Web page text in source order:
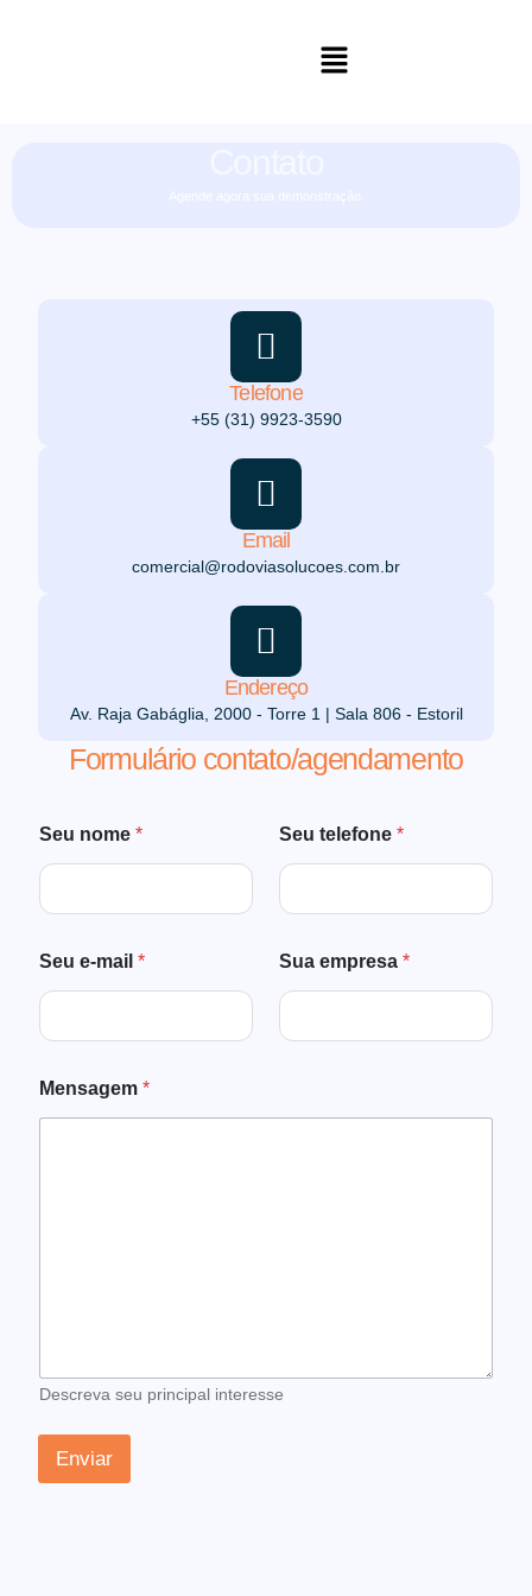
Telefone
+55 (31) 9923-3590
Email
comercial@rodoviasolucoes.com.br
Endereço
Av. Raja Gabáglia, 2000 - Torre 1 | Sala 806 - Estoril
Formulário contato/agendamento
Seu nome * Seu telefone *
Seu e-mail * Sua empresa *
Mensagem *
Descreva seu principal interesse
Enviar